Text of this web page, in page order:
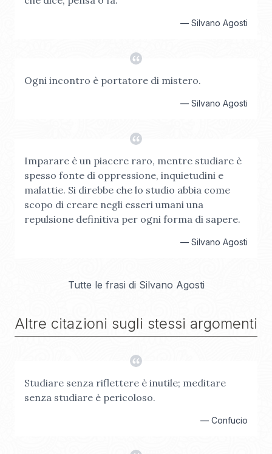
— Silvano Agosti
Ogni incontro è portatore di mistero.
— Silvano Agosti
Imparare è un piacere raro, mentre studiare è
spesso fonte di oppressione, inquietudini e
malattie. Si direbbe che lo studio abbia come
scopo di creare negli esseri umani una
repulsione definitiva per ogni forma di sapere.
— Silvano Agosti
Tutte le frasi di Silvano Agosti
Altre citazioni sugli stessi argomenti
Studiare senza riflettere è inutile; meditare
senza studiare è pericoloso.
— Confucio